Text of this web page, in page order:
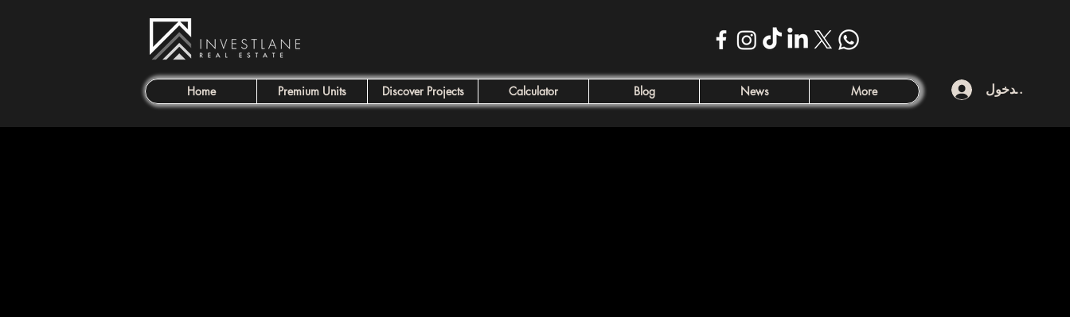
Home Premium Units Discover Projects Calculator Blog News More تسجيل الدخول